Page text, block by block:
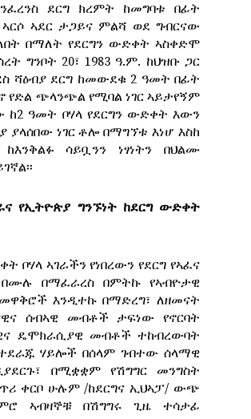
ደርግ ክረምት ከመግባቱ በፊት
ኣደር ታጋይና ምልሻ ወደ ግብርናው
በማለት የደርግን ውድቀት ኣስቀድሞ
ግንቦት 20፣ 1983 ዓ.ም. ከህዝቡ ጋር
ሻዕብያ ደርግ ከመውደቁ 2 ዓመት በፊት
ጭላንጭል የሚባል ነገር ኣይታየኝም
ከ2 ዓመት ቦሃላ የደርግን ውድቀት እውን
ያላሰበው ነገር ቶሎ በማግኘቱ እነሆ እስከ
ሳይቧንን ነፃነትን በህልሙ
የኢትዮጵያ ግንኙነት ከደርግ ውድቀት
ቦሃላ ኣገራችን የነበረውን የደርግ የኣፈና
በማፈራረስ በምትኩ የኣብዮታዊ
እንዲተኩ በማድረግ፣ ለዘመናት
ሰብኣዊ መብቶች ታፍነው የኖርባት
ዴሞክራሲያዊ መብቶች ተከብረውባት
ሃይሎች በሰላም ገብተው ሰላማዊ
በሚቋቋም የሽግግር መንግስት
ቀርቦ ሁሉም /ከደርግና ኢህኣፓ/ ውጭ
ኣብዛኞቹ በሽግግሩ ጊዜ ተሳታፊ